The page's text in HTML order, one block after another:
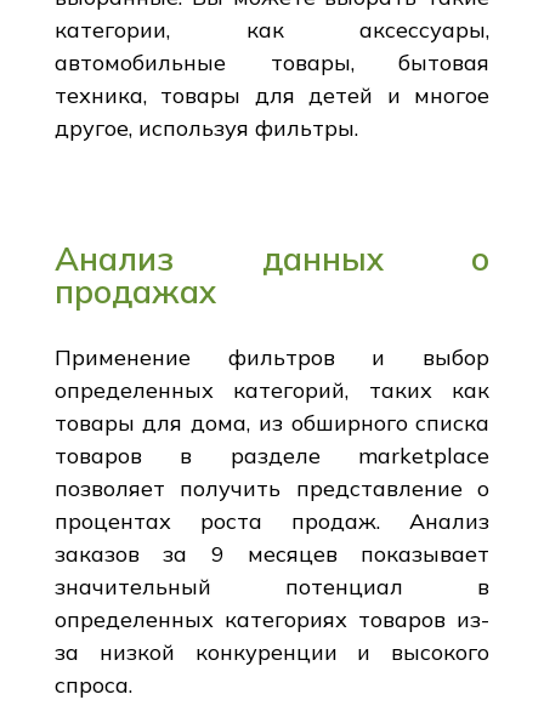
категории, как аксессуары,
автомобильные товары, бытовая
техника, товары для детей и многое
другое, используя фильтры.
Анализ данных о
продажах
Применение фильтров и выбор
определенных категорий, таких как
товары для дома, из обширного списка
товаров в разделе marketplace
позволяет получить представление о
процентах роста продаж. Анализ
заказов за 9 месяцев показывает
значительный потенциал в
определенных категориях товаров из-
за низкой конкуренции и высокого
спроса.